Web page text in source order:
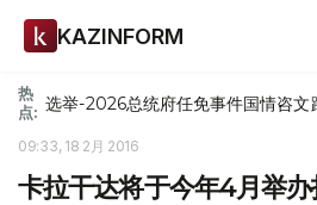
KAZINFORM
热
点: 选举-2026总统府任免事件国情咨文
09:33, 18 2月 2016
卡拉干达将于今年4月举